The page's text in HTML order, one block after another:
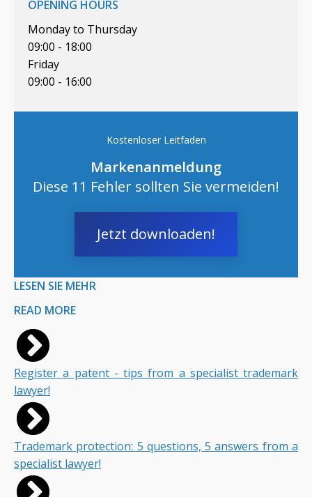
OPENING HOURS
Monday to Thursday
09:00 - 18:00
Friday
09:00 - 16:00
Kostenloser Leitfaden
Markenanmeldung
Diese 11 Fehler sollten Sie vermeiden!
Jetzt downloaden!
LESEN SIE MEHR
READ MORE
Register a patent - tips from a specialist trademark
lawyer!
Trademark protection: 5 questions, 5 answers from a
specialist lawyer!